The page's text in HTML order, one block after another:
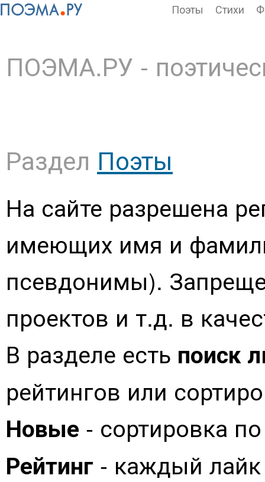
Поэты Стихи
ПОЭМА.РУ -
Раздел Поэты
На сайте разрешена
имеющих имя и
псевдонимы).
проектов и т.д. в
В разделе есть поиск
рейтингов или
Новые - сортировка
Рейтинг - каждый лайк